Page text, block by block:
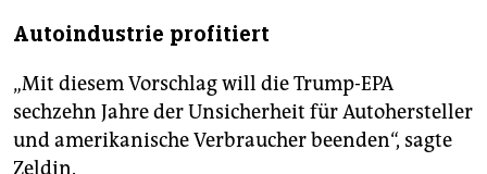
Autoindustrie profitiert
„Mit diesem Vorschlag will die Trump-EPA
sechzehn Jahre der Unsicherheit für Autohersteller
und amerikanische Verbraucher beenden“, sagte
Zeldin.